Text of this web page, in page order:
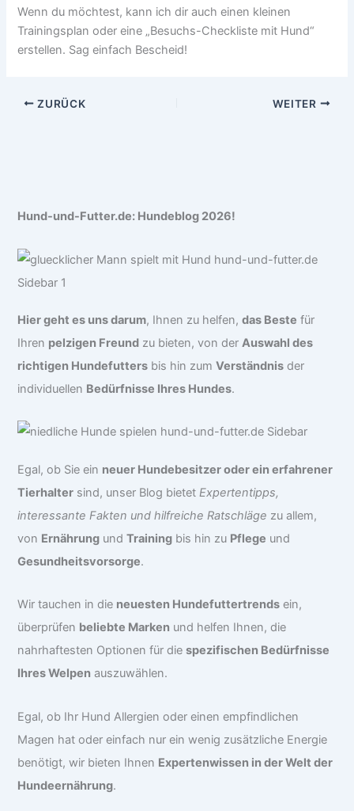
Wenn du möchtest, kann ich dir auch einen kleinen
Trainingsplan oder eine „Besuchs-Checkliste mit Hund“
erstellen. Sag einfach Bescheid!
ZURÜCK WEITER
Hund-und-Futter.de: Hundeblog 2026!
Hier geht es uns darum, Ihnen zu helfen,das Beste für
Ihren pelzigen Freund zu bieten, von derAuswahl des
richtigen Hundefutters bis hin zumVerständnis der
individuellen Bedürfnisse Ihres Hundes.
Egal, ob Sie ein neuer Hundebesitzer oder ein erfahrener
Tierhalter sind, unser Blog bietetExpertentipps,
interessante Fakten und hilfreiche Ratschläge zu allem,
von Ernährung undTraining bis hin zu Pflege und
Gesundheitsvorsorge.
Wir tauchen in die neuesten Hundefuttertrends ein,
überprüfen beliebte Marken und helfen Ihnen, die
nahrhaftesten Optionen für diespezifischen Bedürfnisse
Ihres Welpen auszuwählen.
Egal, ob Ihr Hund Allergien oder einen empfindlichen
Magen hat oder einfach nur ein wenig zusätzliche Energie
benötigt, wir bieten Ihnen Expertenwissen in der Welt der
Hundeernährung.